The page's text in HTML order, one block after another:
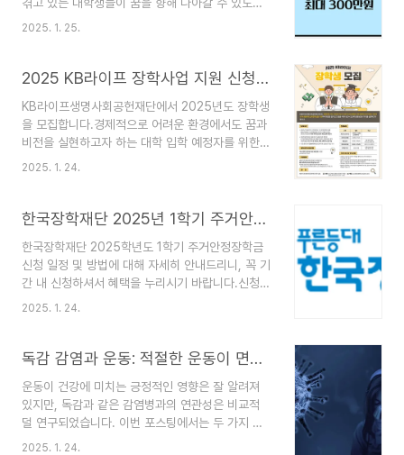
학금 지원 내용1년간 학기당 600만 원, 총 1,200
만 원 지원장학금은 학업 및 연구 활동을 위해 활용
겪고 있는 대학생들이 꿈을 향해 나아갈 수 있도록
지원합니다. 학업과 미래를 위해 든든한 지원을 제
생신청 기간:2025년 1월 10일(금) ~ 2025년 2월
된 학생의 성적 및 가정형편에 따라 차등 지급최대
300만 원 한도로 지원단, 국가장학금 및 교내장학
금 등 타 장학금을 차감한 금액을 기준으로 지급🎯
지원 자격성적 요건: 직전 학년(2개 학기) 성적 백
2025. 1. 25.
2025 KB라이프 장학사업 지원 신청 방법 완벽 정리
KB라이프생명사회공헌재단에서 2025년도 장학생
을 모집합니다.경제적으로 어려운 환경에서도 꿈과
비전을 실현하고자 하는 대학 입학 예정자를 위한
소중한 기회를 확인해 보세요.Ⅰ. KB라이프 장학사업
장학금액: 입학장학금 300만 원접수 기간: 공고일
험금 수익자 가정 자녀 사망보험금, 고도장해(장해
지급률 80% 이상), 1급 장해급여금 수익자 가정의
자녀 2025년 1월 현재 국내 대학(대학 및 전문대)
입학 예정자경제적 기준 충족 가정 국민기초생활
2025. 1. 24.
한국장학재단 2025년 1학기 주거안정장학금 신청 일정과 방법 완벽 정리
한국장학재단 2025학년도 1학기 주거안정장학금
신청 일정 및 방법에 대해 자세히 안내드리니, 꼭 기
간 내 신청하셔서 혜택을 누리시기 바랍니다.신청
가능 대학2025학년도에는 전국 254개 대학이 주
습니다.장학금 신청 및 서류 제출 일정신청 기간:
18:00 주말 및 공휴일 포함, 신청 기간 동안 24
시간 신청 가능 (단, 첫날과 마지막 날 제외)서류 제
출 및 가구원 동의 기간: 2025년 2월 4일(화)
09:00 ~ 3월 25일(화) 18:00 본인이 기초생활
2025. 1. 24.
독감 감염과 운동: 적절한 운동이 면역력을 높이는 이유
운동이 건강에 미치는 긍정적인 영향은 잘 알려져
있지만, 독감과 같은 감염병과의 연관성은 비교적
덜 연구되었습니다. 이번 포스팅에서는 두 가지 주
요 연구를 바탕으로, 운동 빈도와 강도가 어떤 영향
2025. 1. 24.